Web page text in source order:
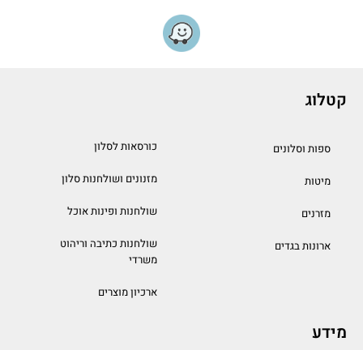
קטלוג
ספות וסלונים
מיטות
מזרנים
ארונות בגדים
כורסאות לסלון
מזנונים ושולחנות סלון
שולחנות ופינות אוכל
שולחנות כתיבה וריהוט
משרדי
ארכיון מוצרים
מידע